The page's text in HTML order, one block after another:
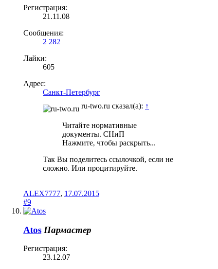
Регистрация:
21.11.08
Сообщения:
2 282
Лайки:
605
Адрес:
Санкт-Петербург
ru-two.ru сказал(а): ↑
Читайте нормативные
документы. СНиП
Нажмите, чтобы раскрыть...
Так Вы поделитесь ссылочкой, если не
сложно. Или процитируйте.
ALEX7777, 17.07.2015
#9
Atos Пармастер
Регистрация:
23.12.07